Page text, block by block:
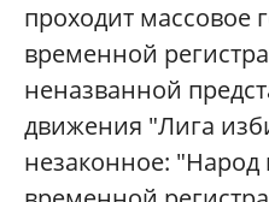
проходит массовое
временной
неназванной
движения "Лига
незаконное: "Народ